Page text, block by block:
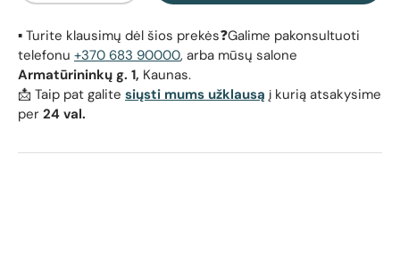
▪️ Turite klausimų dėl šios prekės❓Galime pakonsultuoti
telefonu +370 683 90000, arba mūsų salone
Armatūrininkų g. 1, Kaunas.
📩 Taip pat galite siųsti mums užklausą į kurią atsakysime
per 24 val.